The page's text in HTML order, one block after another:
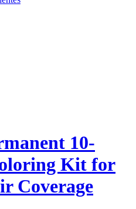
10-
Kit for
Coverage